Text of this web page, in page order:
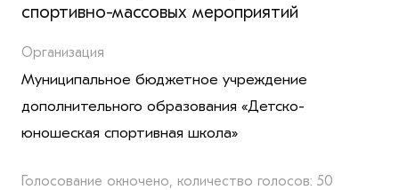
спортивно-массовых мероприятий
Организация
Муниципальное бюджетное учреждение
дополнительного образования «Детско-
юношеская спортивная школа»
Голосование окночено, количество голосов: 50